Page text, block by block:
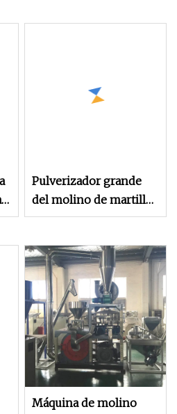
mosquitos
Pulverizador grande
del molino de martillo
de la biomasa del
con la certificación del
CE
Máquina de molino